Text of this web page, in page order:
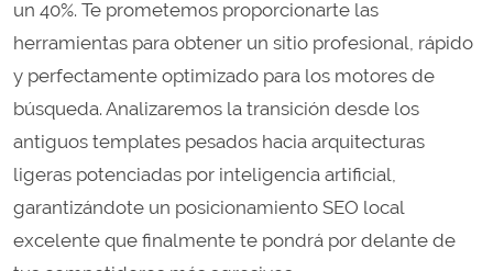
un 40%. Te prometemos proporcionarte las
herramientas para obtener un sitio profesional, rápido
y perfectamente optimizado para los motores de
búsqueda. Analizaremos la transición desde los
antiguos templates pesados hacia arquitecturas
ligeras potenciadas por inteligencia artificial,
garantizándote un posicionamiento SEO local
excelente que finalmente te pondrá por delante de